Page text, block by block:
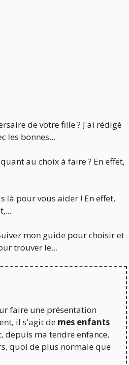
de votre fille ? J'ai rédigé
les bonnes...
au choix à faire ? En effet,
là pour vous aider ! En effet,
mon guide pour choisir et
trouver le...
faire une présentation
il s'agit de mes enfants
depuis ma tendre enfance,
quoi de plus normale que